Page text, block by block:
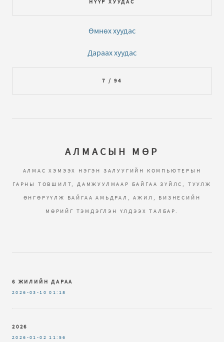
НҮҮР ХУУДАС
Өмнөх хуудас
Дараах хуудас
7 / 94
АЛМАСЫН МӨР
АЛМАС ХЭМЭЭХ НЭГЭН ЗАЛУУГИЙН КОМПЬЮТЕРЫН
ГАРНЫ ТОВШИЛТ, ДАМЖУУЛМААР БАЙГАА ЗҮЙЛС, ТУУЛЖ
ӨНГӨРҮҮЛЖ БАЙГАА АМЬДРАЛ, АЖИЛ, БИЗНЕСИЙН
МӨРИЙГ ТЭМДЭГЛЭН ҮЛДЭЭХ ТАЛБАР.
6 ЖИЛИЙН ДАРАА
2026-03-10 01:18
2026
2026-01-02 11:56